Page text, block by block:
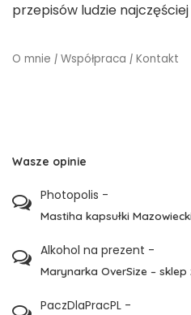
przepisów ludzie najczęściej
O mnie | Współpraca | Kontakt
Wasze opinie
Photopolis -
Mastiha kapsułki
Alkohol na prezent -
Marynarka OverSize –
PaczDlaPracPL -